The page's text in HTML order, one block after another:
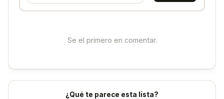
Se el primero en comentar.
¿Qué te parece esta lista?